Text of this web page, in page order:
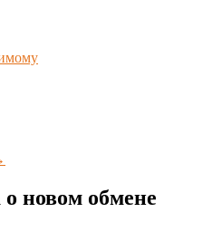
новом обмене